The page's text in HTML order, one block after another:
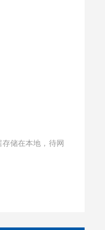
储在本地，待网